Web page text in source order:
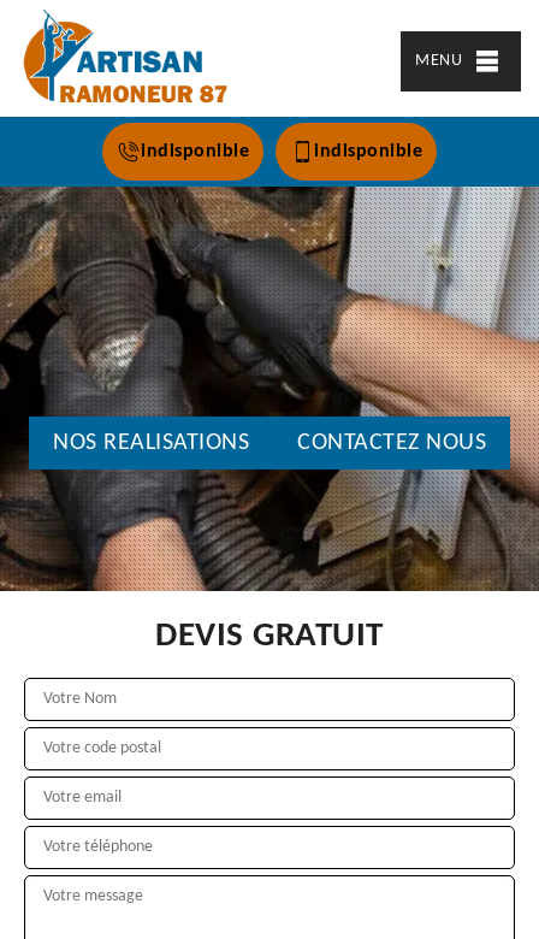
MENU
indisponible indisponible
NOS REALISATIONS CONTACTEZ NOUS
DEVIS GRATUIT